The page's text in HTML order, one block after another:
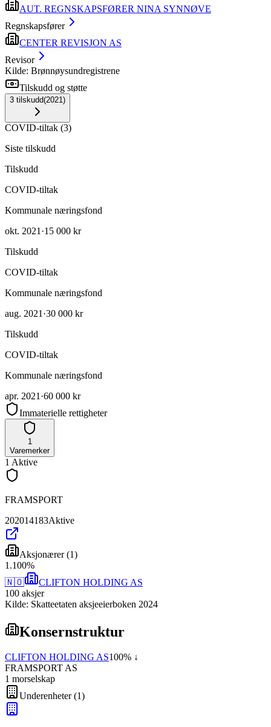
AUT. REGNSKAPSFØRER NINA SYNNØVE
Regnskapsfører
CENTER REVISJON AS
Revisor
Kilde: Brønnøysundregistrene
Tilskudd og støtte
3 tilskudd(2021)
COVID-tiltak (3)
Siste tilskudd
Tilskudd
COVID-tiltak
Kommunale næringsfond
okt. 2021 ·15 000 kr
Tilskudd
COVID-tiltak
Kommunale næringsfond
aug. 2021 ·30 000 kr
Tilskudd
COVID-tiltak
Kommunale næringsfond
apr. 2021 ·60 000 kr
Immaterielle rettigheter
1
Varemerker
1 Aktive
FRAMSPORT
202014183Aktive
Aksjonærer(1)
1 .100%
🇳🇴
CLIFTON HOLDING AS
100 aksjer
Kilde: Skatteetaten aksjeeierboken 2024
Konsernstruktur
CLIFTON HOLDING AS100% ↓
FRAMSPORT AS
1 morselskap
Underenheter(1)